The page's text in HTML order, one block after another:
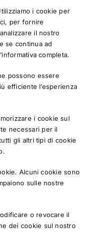
i cookie per
per fornire
il nostro
se continua ad
completa.
possono essere
efficiente l’esperienza
i cookie sul
necessari per il
gli altri tipi di cookie
Alcuni cookie sono
sulle nostre
o revocare il
dei cookie sul nostro